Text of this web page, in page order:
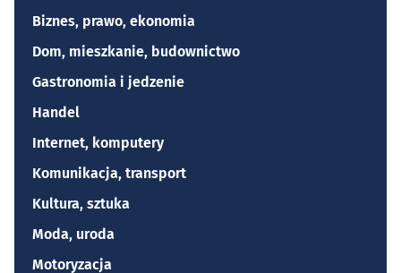
Biznes, prawo, ekonomia
Dom, mieszkanie, budownictwo
Gastronomia i jedzenie
Handel
Internet, komputery
Komunikacja, transport
Kultura, sztuka
Moda, uroda
Motoryzacja